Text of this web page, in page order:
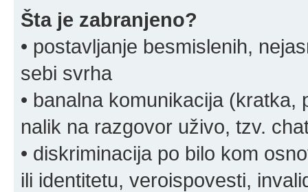
Šta je zabranjeno?
• postavljanje besmislenih,
sebi svrha
• banalna komunikacija
nalik na razgovor uživo, tzv.
• diskriminacija po bilo kom
ili identitetu, veroispovesti,